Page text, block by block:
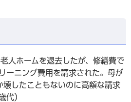
人ホームを退去したが、修繕費で
ーニング費用を請求された。母が
壊したこともないのに高額な請求
代）